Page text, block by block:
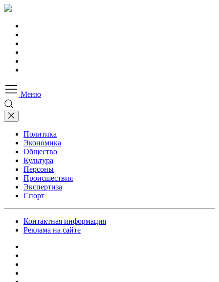
Меню
Политика
Экономика
Общество
Культура
Персоны
Происшествия
Экспертиза
Спорт
Контактная информация
Реклама на сайте